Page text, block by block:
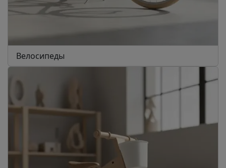
Велосипеды